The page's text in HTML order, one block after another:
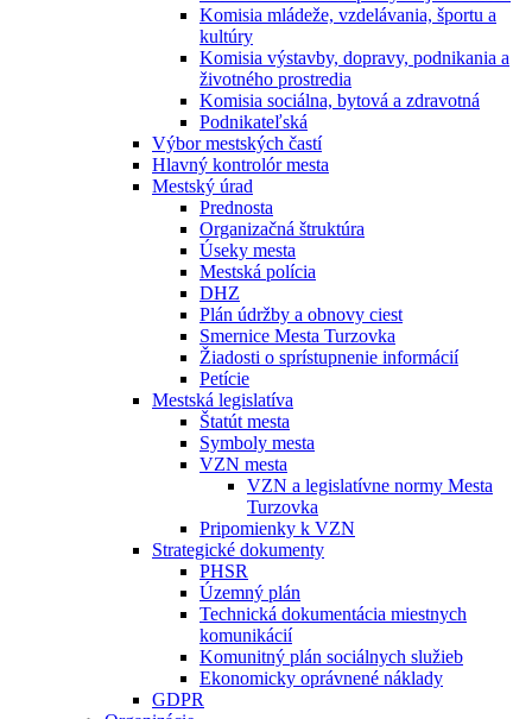
Komisia mládeže, vzdelávania, športu a
kultúry
Komisia výstavby, dopravy, podnikania a
životného prostredia
Komisia sociálna, bytová a zdravotná
Podnikateľská
Výbor mestských častí
Hlavný kontrolór mesta
Mestský úrad
Prednosta
Organizačná štruktúra
Úseky mesta
Mestská polícia
DHZ
Plán údržby a obnovy ciest
Smernice Mesta Turzovka
Žiadosti o sprístupnenie informácií
Petície
Mestská legislatíva
Štatút mesta
Symboly mesta
VZN mesta
VZN a legislatívne normy Mesta
Turzovka
Pripomienky k VZN
Strategické dokumenty
PHSR
Územný plán
Technická dokumentácia miestnych
komunikácií
Komunitný plán sociálnych služieb
Ekonomicky oprávnené náklady
GDPR